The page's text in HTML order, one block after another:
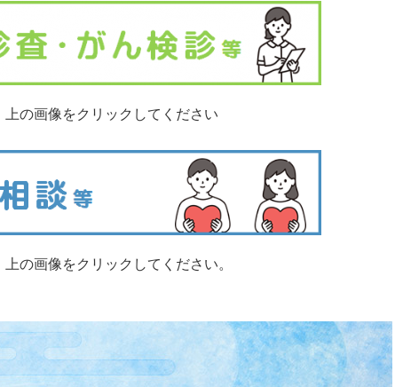
の画像をクリックしてください
の画像をクリックしてください。